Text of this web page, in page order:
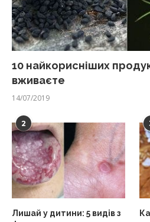
10 найкорисніших
вживаєте
14/07/2019
2
Лишай у дитини: 5 видів з